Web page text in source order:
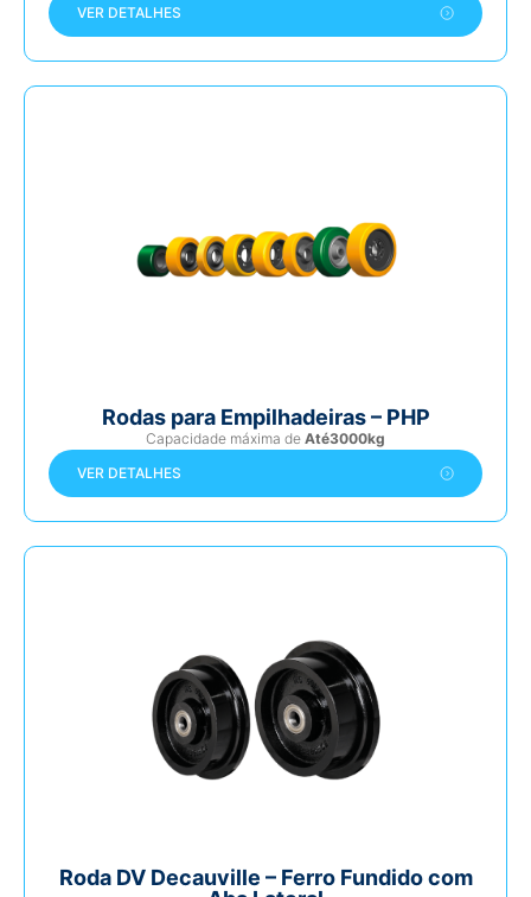
VER DETALHES
Rodas para Empilhadeiras – PHP
Capacidade máxima de Até3000kg
VER DETALHES
Roda DV Decauville – Ferro Fundido com